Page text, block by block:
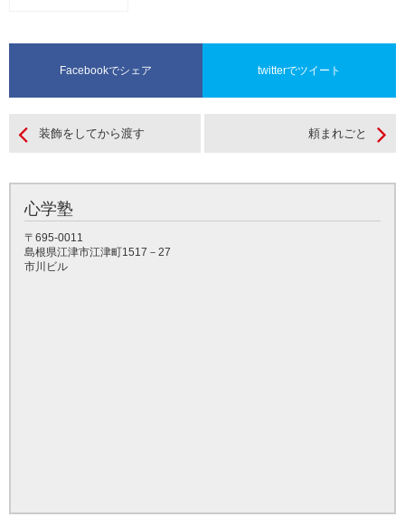
Facebookでシェア twitterでツイート
装飾をしてから渡す 頼まれごと
心学塾
〒695-0011
島根県江津市江津町1517－27
市川ビル